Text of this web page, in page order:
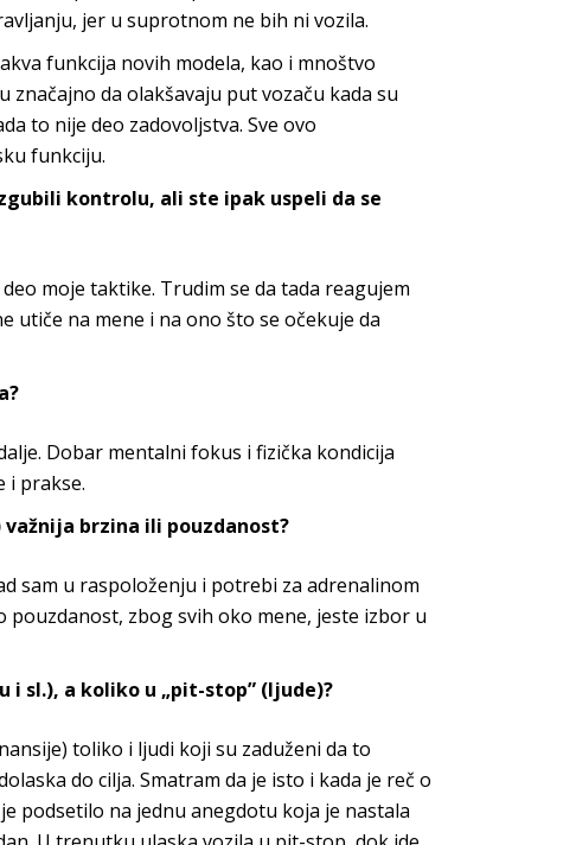
jer u suprotnom ne bih ni vozila.
funkcija novih modela, kao i mnoštvo
značajno da olakšavaju put vozaču kada su
to nije deo zadovoljstva. Sve ovo
funkciju.
kontrolu, ali ste ipak uspeli da se
moje taktike. Trudim se da tada reagujem
utiče na mene i na ono što se očekuje da
Dobar mentalni fokus i fizička kondicija
i prakse.
brzina ili pouzdanost?
sam u raspoloženju i potrebi za adrenalinom
pouzdanost, zbog svih oko mene, jeste izbor u
i sl.), a koliko u „pit-stop” (ljude)?
toliko i ljudi koji su zaduženi da to
do cilja. Smatram da je isto i kada je reč o
podsetilo na jednu anegdotu koja je nastala